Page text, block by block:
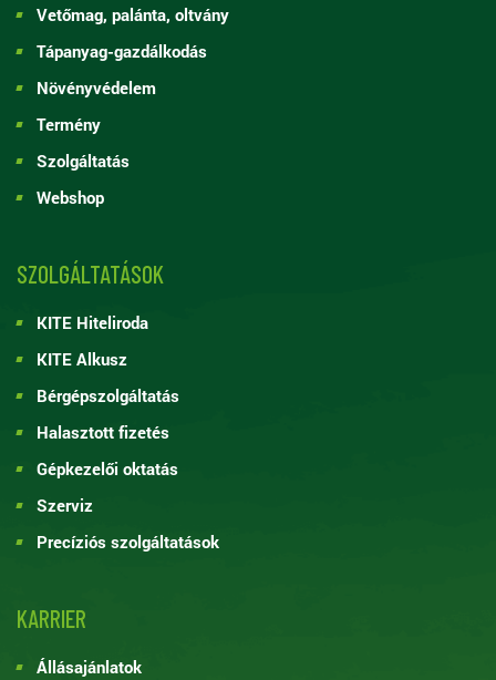
Vetőmag, palánta, oltvány
Tápanyag-gazdálkodás
Növényvédelem
Termény
Szolgáltatás
Webshop
SZOLGÁLTATÁSOK
KITE Hiteliroda
KITE Alkusz
Bérgépszolgáltatás
Halasztott fizetés
Gépkezelői oktatás
Szerviz
Precíziós szolgáltatások
KARRIER
Állásajánlatok